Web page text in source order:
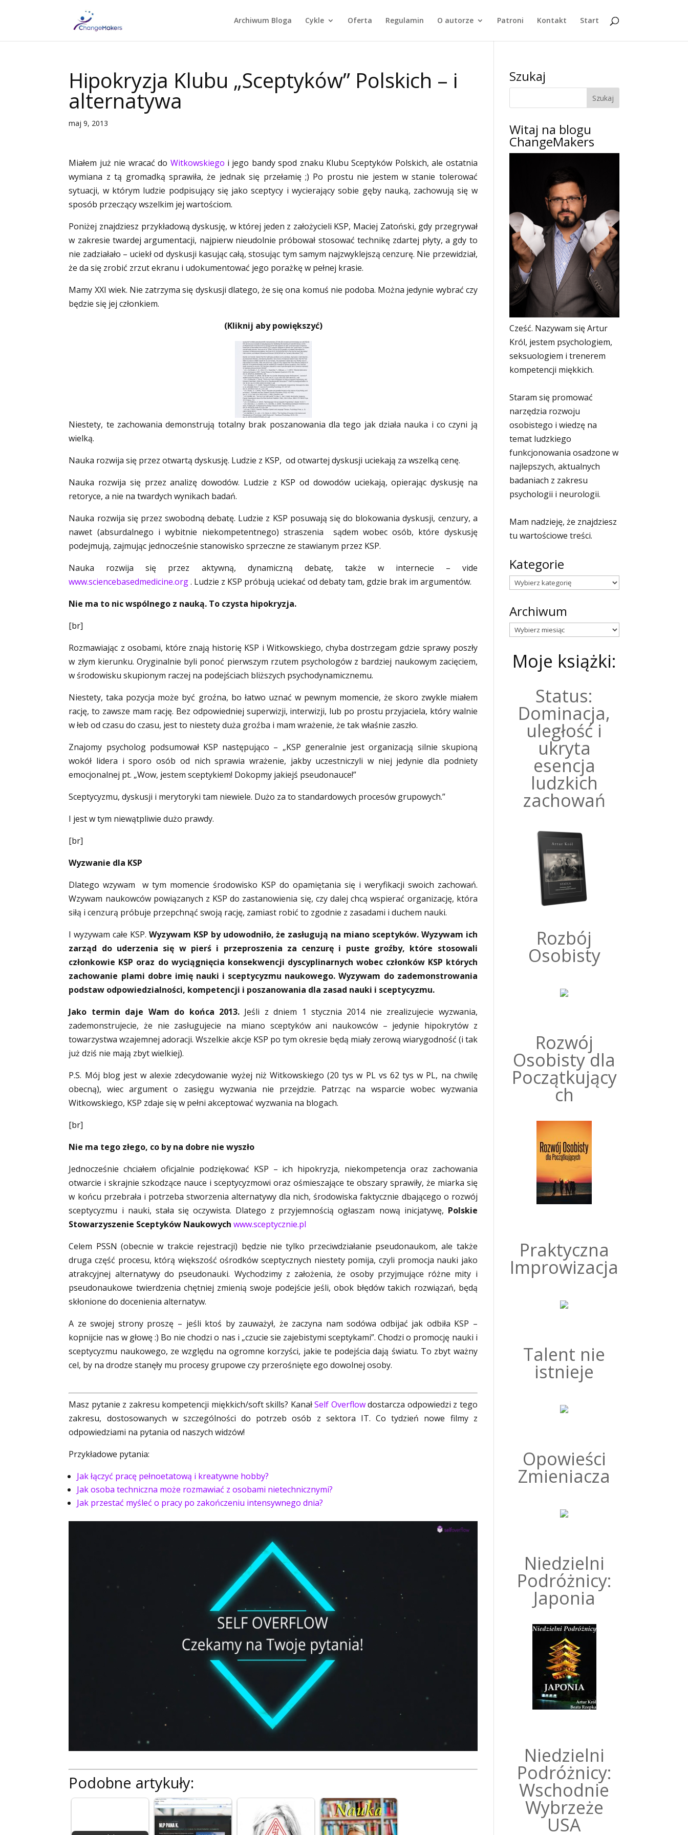
Archiwum Bloga Cykle Oferta Regulamin O autorze Patroni Kontakt Start
Hipokryzja Klubu „Sceptyków” Polskich – i
alternatywa
maj 9, 2013
Miałem już nie wracać do Witkowskiego i jego bandy spod znaku Klubu Sceptyków Polskich, ale ostatnia
wymiana z tą gromadką sprawiła, że jednak się przełamię ;) Po prostu nie jestem w stanie tolerować
sytuacji, w którym ludzie podpisujący się jako sceptycy i wycierający sobie gęby nauką, zachowują się w
sposób przeczący wszelkim jej wartościom.
Poniżej znajdziesz przykładową dyskusję, w której jeden z założycieli KSP, Maciej Zatoński, gdy przegrywał
w zakresie twardej argumentacji, najpierw nieudolnie próbował stosować technikę zdartej płyty, a gdy to
nie zadziałało – uciekł od dyskusji kasując całą, stosując tym samym najzwyklejszą cenzurę. Nie przewidział,
że da się zrobić zrzut ekranu i udokumentować jego porażkę w pełnej krasie.
Mamy XXI wiek. Nie zatrzyma się dyskusji dlatego, że się ona komuś nie podoba. Można jedynie wybrać czy
będzie się jej członkiem.
(Kliknij aby powiększyć)
Niestety, te zachowania demonstrują totalny brak poszanowania dla tego jak działa nauka i co czyni ją
wielką.
Nauka rozwija się przez otwartą dyskusję. Ludzie z KSP, od otwartej dyskusji uciekają za wszelką cenę.
Nauka rozwija się przez analizę dowodów. Ludzie z KSP od dowodów uciekają, opierając dyskusję na
retoryce, a nie na twardych wynikach badań.
Nauka rozwija się przez swobodną debatę. Ludzie z KSP posuwają się do blokowania dyskusji, cenzury, a
nawet (absurdalnego i wybitnie niekompetentnego) straszenia sądem wobec osób, które dyskusję
podejmują, zajmując jednocześnie stanowisko sprzeczne ze stawianym przez KSP.
Nauka rozwija się przez aktywną, dynamiczną debatę, także w internecie – vide
www.sciencebasedmedicine.org. Ludzie z KSP próbują uciekać od debaty tam, gdzie brak im argumentów.
Nie ma to nic wspólnego z nauką. To czysta hipokryzja.
[br]
Rozmawiając z osobami, które znają historię KSP i Witkowskiego, chyba dostrzegam gdzie sprawy poszły
w złym kierunku. Oryginalnie byli ponoć pierwszym rzutem psychologów z bardziej naukowym zacięciem,
w środowisku skupionym raczej na podejściach bliższych psychodynamicznemu.
Niestety, taka pozycja może być groźna, bo łatwo uznać w pewnym momencie, że skoro zwykle miałem
rację, to zawsze mam rację. Bez odpowiedniej superwizji, interwizji, lub po prostu przyjaciela, który walnie
w łeb od czasu do czasu, jest to niestety duża groźba i mam wrażenie, że tak właśnie zaszło.
Znajomy psycholog podsumował KSP następująco – „KSP generalnie jest organizacją silnie skupioną
wokół lidera i sporo osób od nich sprawia wrażenie, jakby uczestniczyli w niej jedynie dla podniety
emocjonalnej pt. „Wow, jestem sceptykiem! Dokopmy jakiejś pseudonauce!”
Sceptycyzmu, dyskusji i merytoryki tam niewiele. Dużo za to standardowych procesów grupowych.”
I jest w tym niewątpliwie dużo prawdy.
[br]
Wyzwanie dla KSP
Dlatego wzywam w tym momencie środowisko KSP do opamiętania się i weryfikacji swoich zachowań.
Wzywam naukowców powiązanych z KSP do zastanowienia się, czy dalej chcą wspierać organizację, która
siłą i cenzurą próbuje przepchnąć swoją rację, zamiast robić to zgodnie z zasadami i duchem nauki.
I wyzywam całe KSP. Wyzywam KSP by udowodniło, że zasługują na miano sceptyków. Wyzywam ich
zarząd do uderzenia się w pierś i przeproszenia za cenzurę i puste groźby, które stosowali
członkowie KSP oraz do wyciągnięcia konsekwencji dyscyplinarnych wobec członków KSP których
zachowanie plami dobre imię nauki i sceptycyzmu naukowego. Wyzywam do zademonstrowania
podstaw odpowiedzialności, kompetencji i poszanowania dla zasad nauki i sceptycyzmu.
Jako termin daje Wam do końca 2013.Jeśli z dniem 1 stycznia 2014 nie zrealizujecie wyzwania,
zademonstrujecie, że nie zasługujecie na miano sceptyków ani naukowców – jedynie hipokrytów z
towarzystwa wzajemnej adoracji. Wszelkie akcje KSP po tym okresie będą miały zerową wiarygodność (i tak
już dziś nie mają zbyt wielkiej).
P.S. Mój blog jest w alexie zdecydowanie wyżej niż Witkowskiego (20 tys w PL vs 62 tys w PL, na chwilę
obecną), wiec argument o zasięgu wyzwania nie przejdzie. Patrząc na wsparcie wobec wyzwania
Witkowskiego, KSP zdaje się w pełni akceptować wyzwania na blogach.
[br]
Nie ma tego złego, co by na dobre nie wyszło
Jednocześnie chciałem oficjalnie podziękować KSP – ich hipokryzja, niekompetencja oraz zachowania
otwarcie i skrajnie szkodzące nauce i sceptycyzmowi oraz ośmieszające te obszary sprawiły, że miarka się
w końcu przebrała i potrzeba stworzenia alternatywy dla nich, środowiska faktycznie dbającego o rozwój
sceptycyzmu i nauki, stała się oczywista. Dlatego z przyjemnością ogłaszam nową inicjatywę, Polskie
Stowarzyszenie Sceptyków Naukowych www.sceptycznie.pl
Celem PSSN (obecnie w trakcie rejestracji) będzie nie tylko przeciwdziałanie pseudonaukom, ale także
druga część procesu, którą większość ośrodków sceptycznych niestety pomija, czyli promocja nauki jako
atrakcyjnej alternatywy do pseudonauki. Wychodzimy z założenia, że osoby przyjmujące różne mity i
pseudonaukowe twierdzenia chętniej zmienią swoje podejście jeśli, obok błędów takich rozwiązań, będą
skłonione do docenienia alternatyw.
A ze swojej strony proszę – jeśli ktoś by zauważył, że zaczyna nam sodówa odbijać jak odbiła KSP –
kopnijcie nas w głowę :) Bo nie chodzi o nas i „czucie sie zajebistymi sceptykami”. Chodzi o promocję nauki i
sceptycyzmu naukowego, ze względu na ogromne korzyści, jakie te podejścia dają światu. To zbyt ważny
cel, by na drodze stanęły mu procesy grupowe czy przerośnięte ego dowolnej osoby.
Masz pytanie z zakresu kompetencji miękkich/soft skills? KanałSelf Overflowdostarcza odpowiedzi z tego
zakresu, dostosowanych w szczególności do potrzeb osób z sektora IT. Co tydzień nowe filmy z
odpowiedziami na pytania od naszych widzów!
Przykładowe pytania:
Jak łączyć pracę pełnoetatową i kreatywne hobby?
Jak osoba techniczna może rozmawiać z osobami nietechnicznymi?
Jak przestać myśleć o pracy po zakończeniu intensywnego dnia?
Podobne artykuły:
Szukaj
Witaj na blogu
ChangeMakers
Cześć. Nazywam się Artur
Król, jestem psychologiem,
seksuologiem i trenerem
kompetencji miękkich.
Staram się promować
narzędzia rozwoju
osobistego i wiedzę na
temat ludzkiego
funkcjonowania osadzone w
najlepszych, aktualnych
badaniach z zakresu
psychologii i neurologii.
Mam nadzieję, że znajdziesz
tu wartościowe treści.
Kategorie
Kategorie
Archiwum
Archiwum
Moje książki:
Status:
Dominacja,
uległość i
ukryta
esencja
ludzkich
zachowań
Rozbój
Osobisty
Rozwój
Osobisty dla
Początkujący
ch
Praktyczna
Improwizacja
Talent nie
istnieje
Opowieści
Zmieniacza
Niedzielni
Podróżnicy:
Japonia
Niedzielni
Podróżnicy:
Wschodnie
Wybrzeże
USA